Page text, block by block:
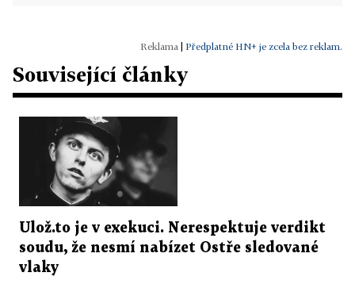
Předplatné HN+ je zcela bez reklam.
Související články
Ulož.to je v exekuci. Nerespektuje verdikt
soudu, že nesmí nabízet Ostře sledované
vlaky